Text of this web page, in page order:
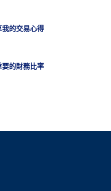
的交易心得
的財務比率